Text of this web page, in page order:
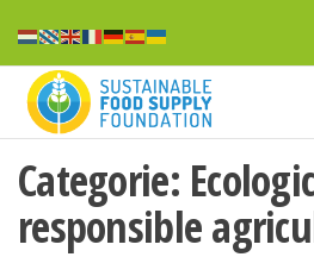
naar
inhoud
food
Categorie:
responsible